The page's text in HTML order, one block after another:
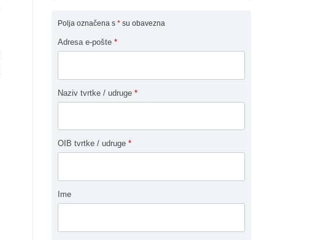
Polja označena s * su obavezna
Adresa e-pošte *
Naziv tvrtke / udruge *
OIB tvrtke / udruge *
Ime